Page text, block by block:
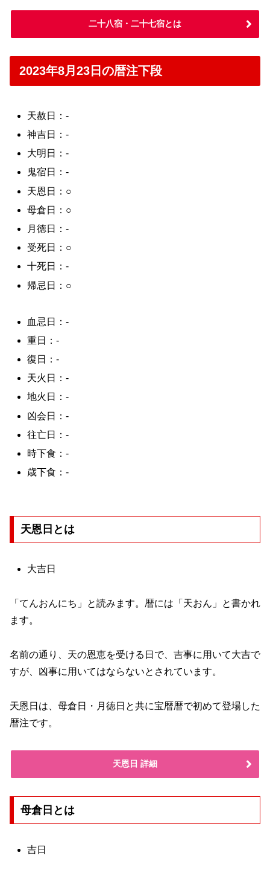
二十八宿・二十七宿とは
2023年8月23日の暦注下段
天赦日：-
神吉日：-
大明日：-
鬼宿日：-
天恩日：○
母倉日：○
月徳日：-
受死日：○
十死日：-
帰忌日：○
血忌日：-
重日：-
復日：-
天火日：-
地火日：-
凶会日：-
往亡日：-
時下食：-
歳下食：-
天恩日とは
大吉日
「てんおんにち」と読みます。暦には「天おん」と書かれ
ます。
名前の通り、天の恩恵を受ける日で、吉事に用いて大吉で
すが、凶事に用いてはならないとされています。
天恩日は、母倉日・月徳日と共に宝暦暦で初めて登場した
暦注です。
天恩日 詳細
母倉日とは
吉日